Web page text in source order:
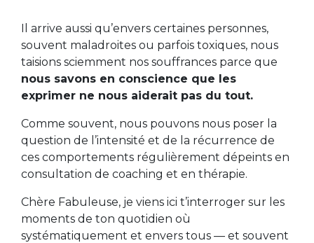
Il arrive aussi qu’envers certaines personnes,
souvent maladroites ou parfois toxiques, nous
taisions sciemment nos souffrances parce que
nous savons en conscience que les
exprimer ne nous aiderait pas du tout.
Comme souvent, nous pouvons nous poser la
question de l’intensité et de la récurrence de
ces comportements régulièrement dépeints en
consultation de coaching et en thérapie.
Chère Fabuleuse, je viens ici t’interroger sur les
moments de ton quotidien où
systématiquement et envers tous — et souvent